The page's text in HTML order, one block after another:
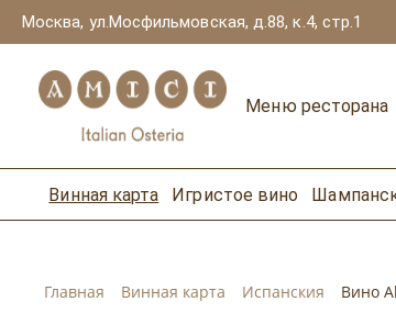
Москва, ул.Мосфильмовская, д.88, к.4, стр.1
Меню ресторана
Винная карта Игристое вино
Главная Винная карта Испанския Вино